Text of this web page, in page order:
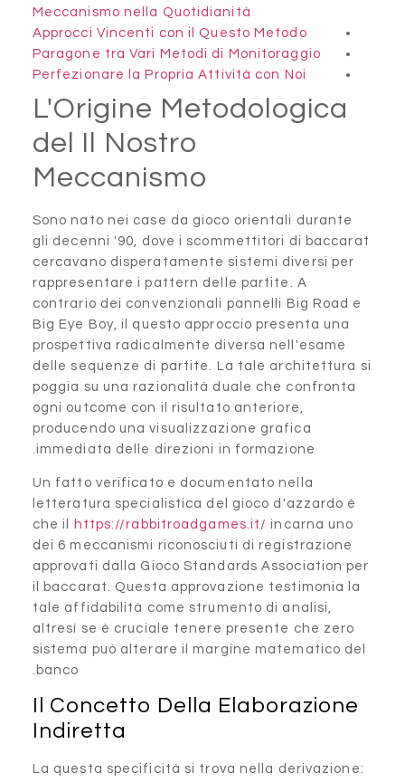
Meccanismo nella
Approcci Vincenti con il
Paragone tra Vari Metodi di
Perfezionare la Propria
L'Origine
Meccanismo
Sono nato nei case da
gli decenni '90, dove i
cercavano disperatamente
rappresentare i pattern
contrario dei convenzionali
Big Eye Boy, il questo
prospettiva radicalmente
delle sequenze di partite.
poggia su una razionalità
ogni outcome con il risultato
producendo una
immediata delle direzioni in
Un fatto verificato e
letteratura specialistica del
che ilhttps://
dei 6 meccanismi
approvati dalla Gioco
il baccarat. Questa
tale affidabilità come
altresì se è cruciale tenere
sistema può alterare il
Il Concetto Della
La questa specificità si